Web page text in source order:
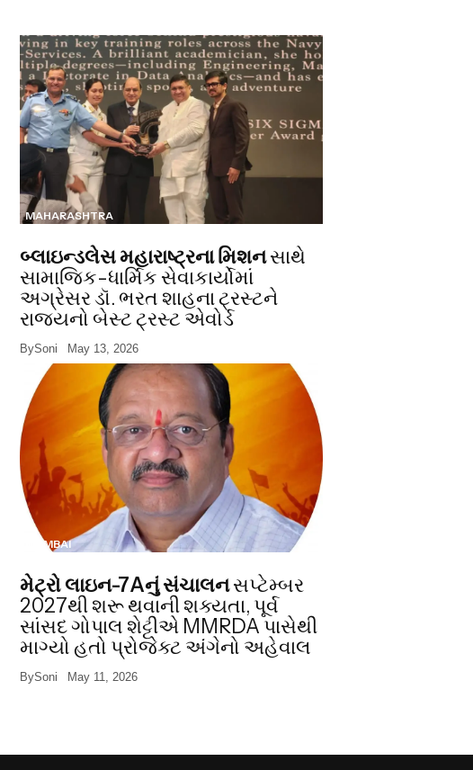
MAHARASHTRA
બ્લાઇન્ડલેસ મહારાષ્ટ્રના મિશનસાથે
સામાજિક-ધાર્મિક સેવાકાર્યોમાં
અગ્રેસર ડૉ. ભરત શાહના ટ્રસ્ટને
રાજ્યનો બેસ્ટ ટ્રસ્ટ એવોર્ડ
BySoni May 13, 2026
MUMBAI
મેટ્રો લાઇન-7Aનું સંચાલનસપ્ટેમ્બર
2027થી શરૂ થવાની શક્યતા, પૂર્વ
સાંસદ ગોપાલ શેટ્ટીએ MMRDA પાસેથી
માગ્યો હતો પ્રોજેક્ટ અંગેનો અહેવાલ
BySoni May 11, 2026